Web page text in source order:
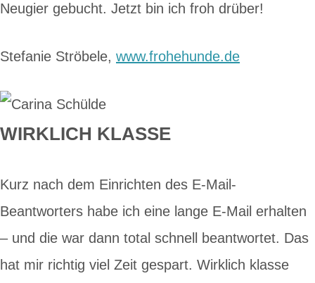
Neugier gebucht. Jetzt bin ich froh drüber!
Stefanie Ströbele, www.frohehunde.de
WIRKLICH KLASSE
Kurz nach dem Einrichten des E-Mail-
Beantworters habe ich eine lange E-Mail erhalten
– und die war dann total schnell beantwortet. Das
hat mir richtig viel Zeit gespart. Wirklich klasse